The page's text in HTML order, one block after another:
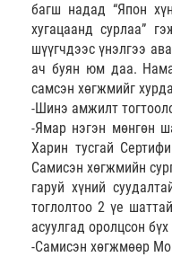
багш надад “Япон
хугацаанд сурлаа”
шүүгчдээс үнэлгээ
ач буян юм даа.
самсэн хөгжмийг
-Шинэ амжилт
-Ямар нэгэн мөнгөн
Харин тусгай
Самисэн хөгжмийн
гаруй хүний
тоглолтоо 2 үе
асуулгад оролцсон
-Самисэн хөгжмөөр